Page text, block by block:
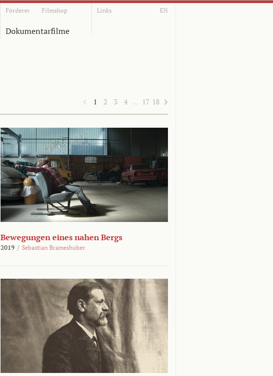
Förderer Filmshop Links EN
Dokumentarfilme
1 2 3 4 … 17 18
Bewegungen eines nahen Bergs
2019 / Sebastian Brameshuber